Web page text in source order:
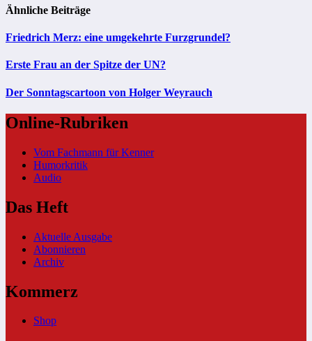
Ähnliche Beiträge
Friedrich Merz: eine umgekehrte Furzgrundel?
Erste Frau an der Spitze der UN?
Der Sonntagscartoon von Holger Weyrauch
Online-Rubriken
Vom Fachmann für Kenner
Humorkritik
Audio
Das Heft
Aktuelle Ausgabe
Abonnieren
Archiv
Kommerz
Shop